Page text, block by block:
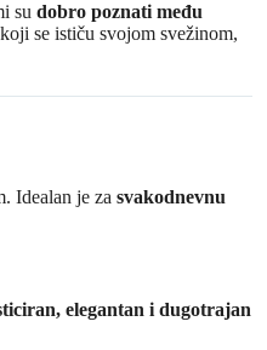
su dobro poznati među
se ističu svojom svežinom,
Idealan je za svakodnevnu
elegantan i dugotrajan